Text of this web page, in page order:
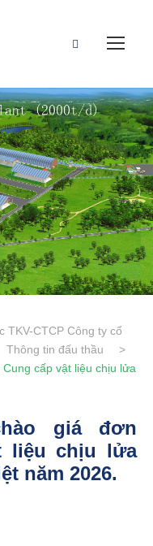
TKV-CTCP Công ty cổ
Thông tin đấu thầu
>
cấp vật liệu chịu lửa
giá đơn
liệu chịu lửa
năm 2026.